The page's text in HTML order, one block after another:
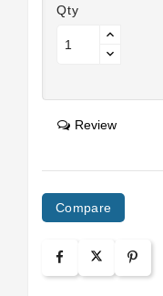
Qty
Review
Compare